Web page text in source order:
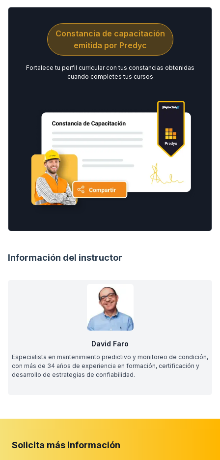
Constancia de capacitación
emitida por Predyc
Fortalece tu perfil curricular con tus constancias obtenidas
cuando completes tus cursos
Información del instructor
David Faro
Especialista en mantenimiento predictivo y monitoreo de condición,
con más de 34 años de experiencia en formación, certificación y
desarrollo de estrategias de confiabilidad.
Solicita más información